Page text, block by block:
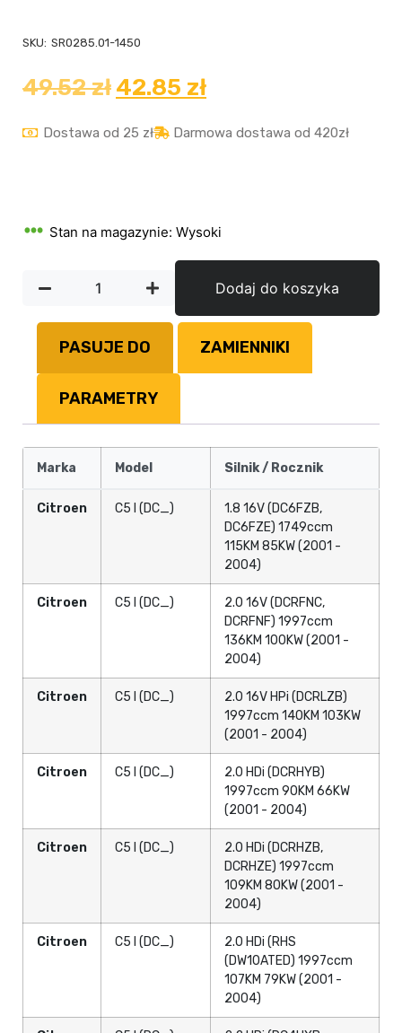
SKU: SR0285.01-1450
49.52zł42.85 zł
Dostawa od 25 zł Darmowa dostawa od 420zł
Stan na magazynie: Wysoki
Dodaj do koszyka
PASUJE DO ZAMIENNIKI
PARAMETRY
Marka Model Silnik / Rocznik
Citroen C5 I (DC_)
1.8 16V (DC6FZB,
DC6FZE) 1749ccm
115KM 85KW (2001 -
2004)
Citroen C5 I (DC_)
2.0 16V (DCRFNC,
DCRFNF) 1997ccm
136KM 100KW (2001 -
2004)
Citroen C5 I (DC_)
2.0 16V HPi (DCRLZB)
1997ccm 140KM 103KW
(2001 - 2004)
Citroen C5 I (DC_)
2.0 HDi (DCRHYB)
1997ccm 90KM 66KW
(2001 - 2004)
Citroen C5 I (DC_)
2.0 HDi (DCRHZB,
DCRHZE) 1997ccm
109KM 80KW (2001 -
2004)
Citroen C5 I (DC_)
2.0 HDi (RHS
(DW10ATED) 1997ccm
107KM 79KW (2001 -
2004)